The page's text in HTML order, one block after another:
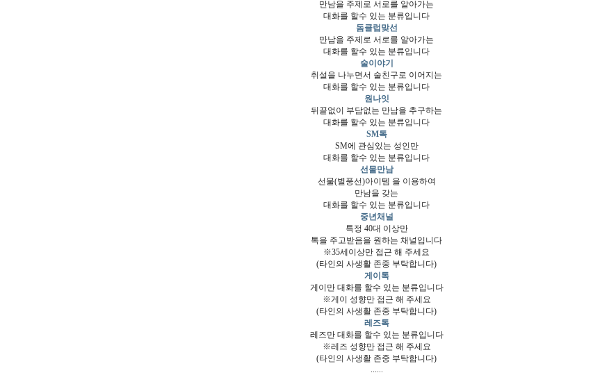
만남을 주제로 서로를 알아가는
대화를 할수 있는 분류입니다
돔클럽맞선
만남을 주제로 서로를 알아가는
대화를 할수 있는 분류입니다
술이야기
취설을 나누면서 술친구로 이어지는
대화를 할수 있는 분류입니다
원나잇
뒤끝없이 부담없는 만남을 추구하는
대화를 할수 있는 분류입니다
SM톡
SM에 관심있는 성인만
대화를 할수 있는 분류입니다
선물만남
선물(별풍선)아이템 을 이용하여
만남을 갖는
대화를 할수 있는 분류입니다
중년채널
특정 40대 이상만
톡을 주고받음을 원하는 채널입니다
※35세이상만 접근 해 주세요
(타인의 사생활 존중 부탁합니다)
게이톡
게이만 대화를 할수 있는 분류입니다
※게이 성향만 접근 해 주세요
(타인의 사생활 존중 부탁합니다)
레즈톡
레즈만 대화를 할수 있는 분류입니다
※레즈 성향만 접근 해 주세요
(타인의 사생활 존중 부탁합니다)
......